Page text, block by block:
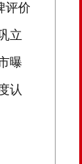
评价
立
曝
认